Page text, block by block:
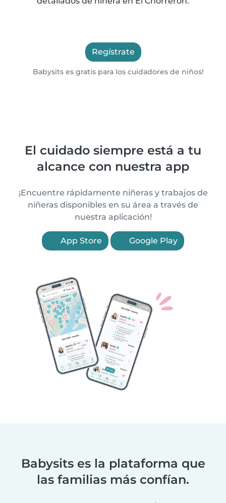
Regístrate
Babysits es gratis para los cuidadores de niños!
El cuidado siempre está a tu
alcance con nuestra app
¡Encuentre rápidamente niñeras y trabajos de
niñeras disponibles en su área a través de
nuestra aplicación!
App Store Google Play
Babysits es la plataforma que
las familias más confían.